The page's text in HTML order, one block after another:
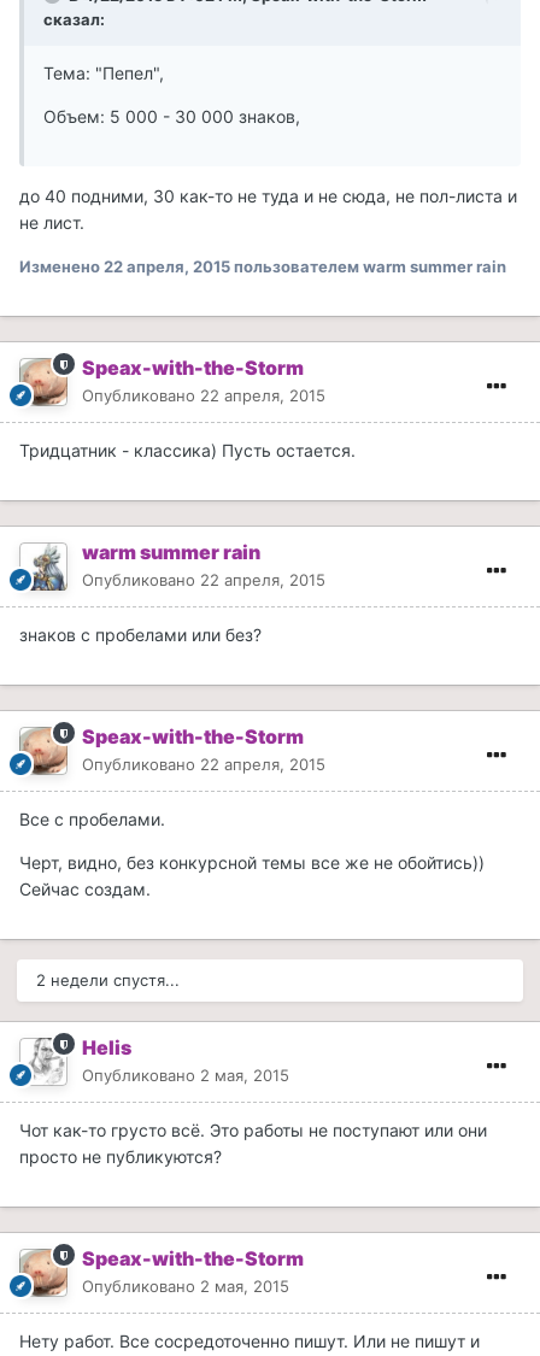
сказал:
Тема: "Пепел",
Объем: 5 000 - 30 000 знаков,
до 40 подними, 30 как-то не туда и не сюда, не пол-листа и
не лист.
Изменено22 апреля, 2015пользователем warm summer rain
Speax-with-the-Storm
Опубликовано 22 апреля, 2015
Тридцатник - классика) Пусть остается.
warm summer rain
Опубликовано 22 апреля, 2015
знаков с пробелами или без?
Speax-with-the-Storm
Опубликовано 22 апреля, 2015
Все с пробелами.
Черт, видно, без конкурсной темы все же не обойтись))
Сейчас создам.
2 недели спустя...
Helis
Опубликовано 2 мая, 2015
Чот как-то грусто всё. Это работы не поступают или они
просто не публикуются?
Speax-with-the-Storm
Опубликовано 2 мая, 2015
Нету работ. Все сосредоточенно пишут. Или не пишут и